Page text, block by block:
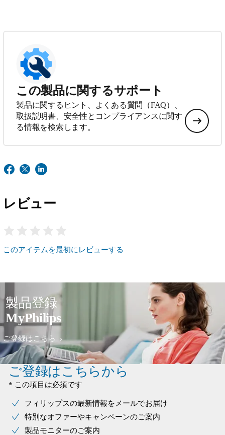
この製品に関するサポート
製品に関するヒント、よくある質問（FAQ）、
取扱説明書、安全性とコンプライアンスに関す
る情報を検索します。
レビュー
このアイテムを最初にレビューする
製品登録
MyPhilips
ご登録はこちら
ご登録はこちらから
* この項目は必須です
フィリップスの最新情報をメールでお届け
特別なオファーやキャンペーンのご案内
製品モニターのご案内